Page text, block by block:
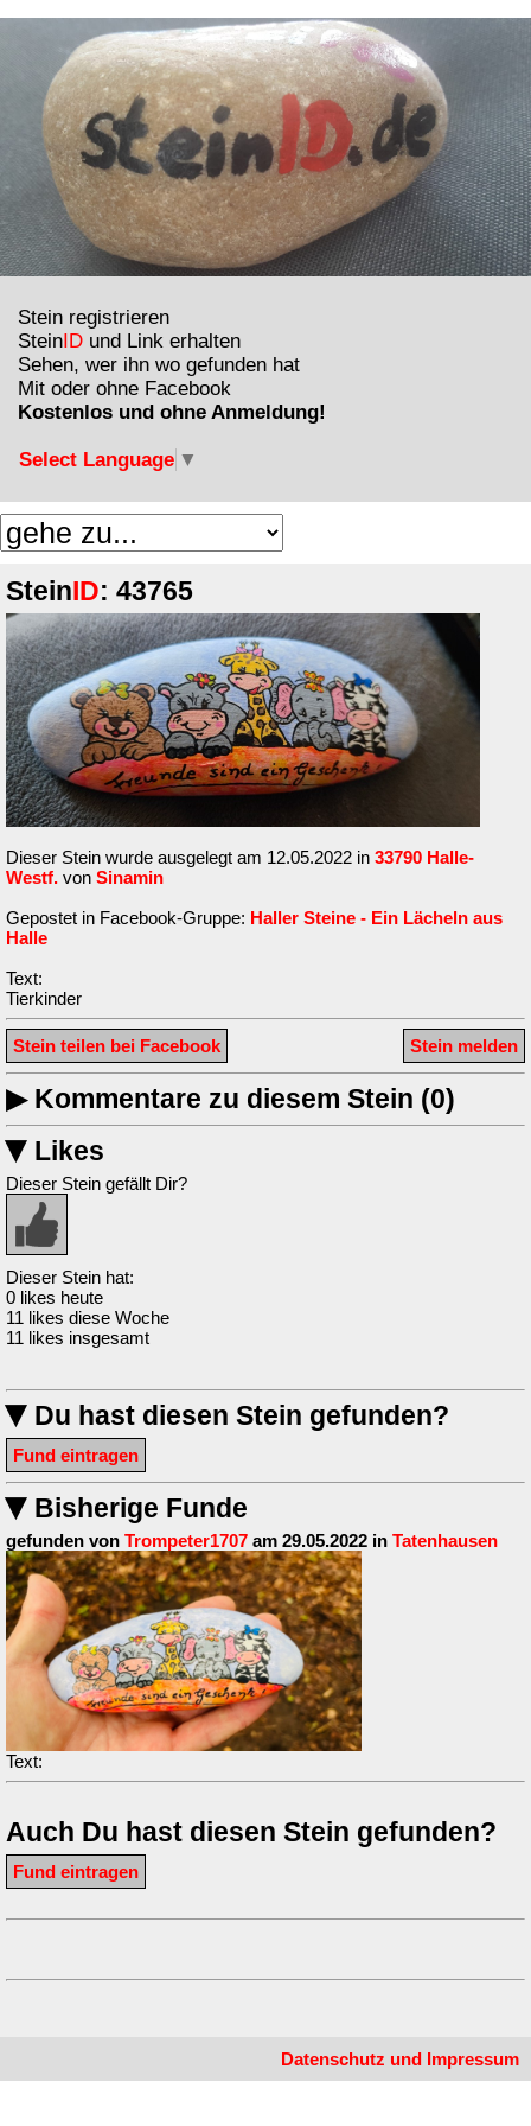
Stein registrieren
Stein ID und Link erhalten
Sehen, wer ihn wo gefunden hat
Mit oder ohne Facebook
Kostenlos und ohne Anmeldung!
Select Language ▼
Stein ID: 43765
Dieser Stein wurde ausgelegt am 12.05.2022 in 33790 Halle-
Westf. von Sinamin
Gepostet in Facebook-Gruppe: Haller Steine - Ein Lächeln aus
Halle
Text:
Tierkinder
Stein melden
Stein teilen bei Facebook
▶Kommentare zu diesem Stein (0)
▶ Likes
Dieser Stein gefällt Dir?
Dieser Stein hat:
0 likes heute
11 likes diese Woche
11 likes insgesamt
▶ Du hast diesen Stein gefunden?
Fund eintragen
▶ Bisherige Funde
gefunden von Trompeter1707 am 29.05.2022 in Tatenhausen
Text:
Auch Du hast diesen Stein gefunden?
Fund eintragen
Datenschutz und Impressum